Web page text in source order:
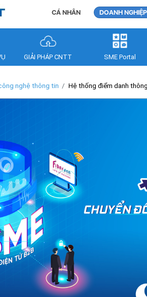
CÁ NHÂN DOANH NGHIỆP
GIẢI PHÁP CNTT SME Portal
nghệ thông tin Hệ thống điểm danh